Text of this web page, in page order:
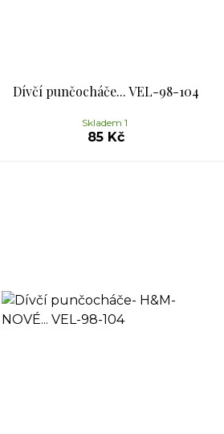
Dívčí punčocháče... VEL-98-104
85 Kč
Skladem 1